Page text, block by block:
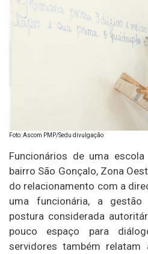
Foto: Ascom PMP/Sedu divulgação
Funcionários de uma
bairro São Gonçalo, Zona
do relacionamento com a
uma funcionária, a
postura considerada
pouco espaço para
servidores também relatam